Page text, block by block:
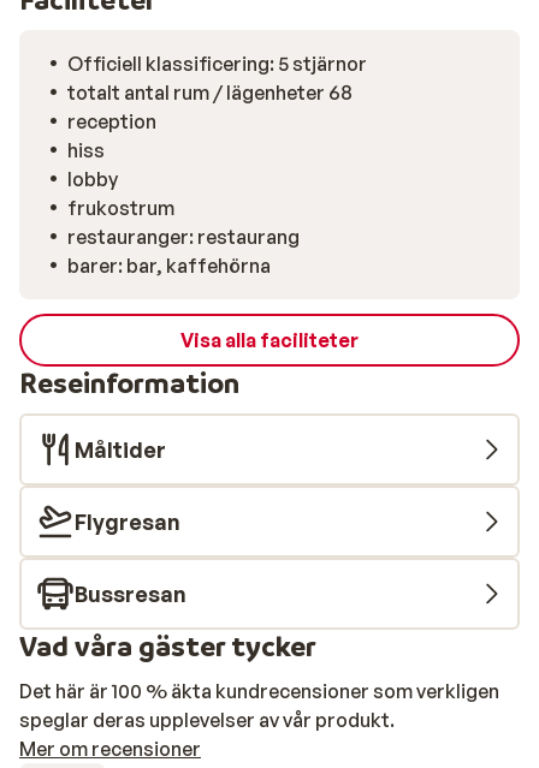
Officiell klassificering: 5 stjärnor
totalt antal rum / lägenheter 68
reception
hiss
lobby
frukostrum
restauranger: restaurang
barer: bar, kaffehörna
Visa alla faciliteter
Reseinformation
Måltider
Flygresan
Bussresan
Vad våra gäster tycker
Det här är 100 % äkta kundrecensioner som verkligen
speglar deras upplevelser av vår produkt.
Mer om recensioner